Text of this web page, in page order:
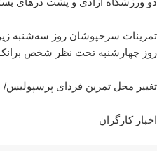
تمرینات سرخپوشان روز سه‌شنبه
روز چهارشنبه تحت نظر شخص
تغییر محل تمرین فردای
اخبار کارگران